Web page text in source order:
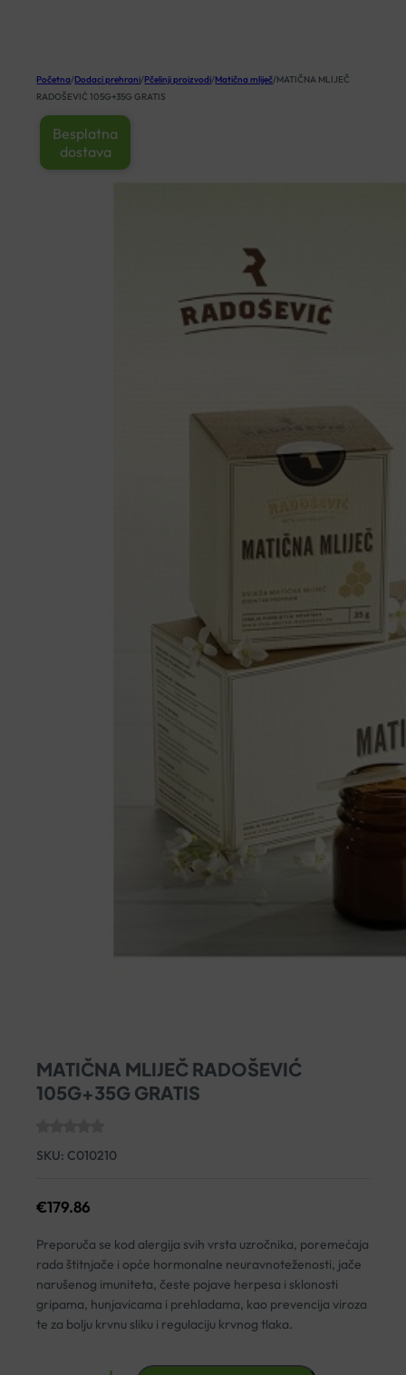
Početna/Dodaci prehrani/Pčelinji proizvodi/Matična mliječ/MATIČNA MLIJEČ
RADOŠEVIĆ 105G+35G GRATIS
Besplatna
dostava
MATIČNA MLIJEČ RADOŠEVIĆ
105G+35G GRATIS
SKU: C010210
€179.86
Preporuča se kod alergija svih vrsta uzročnika, poremećaja
rada štitnjače i opće hormonalne neuravnoteženosti, jače
narušenog imuniteta, česte pojave herpesa i sklonosti
gripama, hunjavicama i prehladama, kao prevencija viroza
te za bolju krvnu sliku i regulaciju krvnog tlaka.